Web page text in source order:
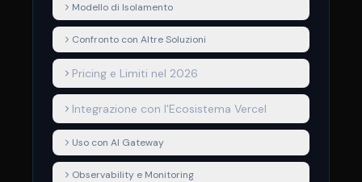
Modello di Isolamento
Confronto con Altre Soluzioni
Pricing e Limiti nel 2026
Integrazione con l'Ecosistema Vercel
Uso con AI Gateway
Observability e Monitoring